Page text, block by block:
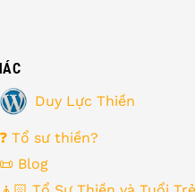
Duy Lực Thiền
❓ Tổ sư thiền?
📜 Blog